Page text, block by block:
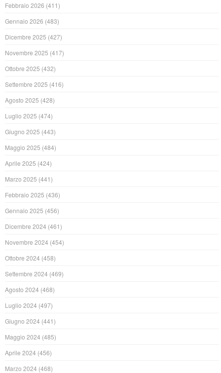
Febbraio 2026 (411)
Gennaio 2026 (483)
Dicembre 2025 (427)
Novembre 2025 (417)
Ottobre 2025 (432)
Settembre 2025 (416)
Agosto 2025 (428)
Luglio 2025 (474)
Giugno 2025 (443)
Maggio 2025 (484)
Aprile 2025 (424)
Marzo 2025 (441)
Febbraio 2025 (436)
Gennaio 2025 (456)
Dicembre 2024 (461)
Novembre 2024 (454)
Ottobre 2024 (458)
Settembre 2024 (469)
Agosto 2024 (468)
Luglio 2024 (497)
Giugno 2024 (441)
Maggio 2024 (485)
Aprile 2024 (456)
Marzo 2024 (468)